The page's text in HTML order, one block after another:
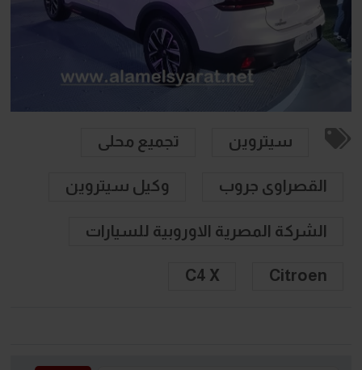
سيتروين تجميع محلى
القصراوى جروب وكيل سيتروين
الشركة المصرية الاوروبية للسيارات
Citroen
C4 X